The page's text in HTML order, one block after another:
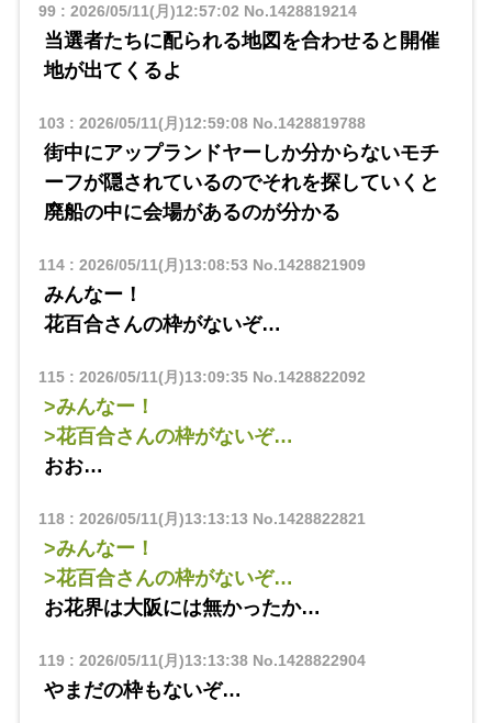
99: 2026/05/11(月)12:57:02 No.1428819214
当選者たちに配られる地図を合わせると開催
地が出てくるよ
103 : 2026/05/11(月)12:59:08No.1428819788
街中にアップランドヤーしか分からないモチ
ーフが隠されているのでそれを探していくと
廃船の中に会場があるのが分かる
114: 2026/05/11(月)13:08:53 No.1428821909
みんなー！
花百合さんの枠がないぞ…
115: 2026/05/11(月)13:09:35No.1428822092
>みんなー！
>花百合さんの枠がないぞ…
おお…
118: 2026/05/11(月)13:13:13 No.1428822821
>みんなー！
>花百合さんの枠がないぞ…
お花界は大阪には無かったか…
119: 2026/05/11(月)13:13:38No.1428822904
やまだの枠もないぞ…